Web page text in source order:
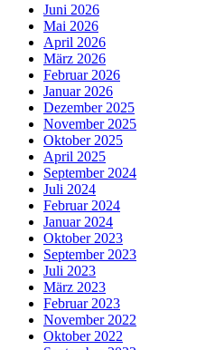
Juni 2026
Mai 2026
April 2026
März 2026
Februar 2026
Januar 2026
Dezember 2025
November 2025
Oktober 2025
April 2025
September 2024
Juli 2024
Februar 2024
Januar 2024
Oktober 2023
September 2023
Juli 2023
März 2023
Februar 2023
November 2022
Oktober 2022